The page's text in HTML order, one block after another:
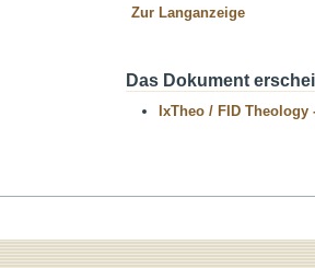
Zur Langanzeige
Das Dokument
IxTheo / FID Theology